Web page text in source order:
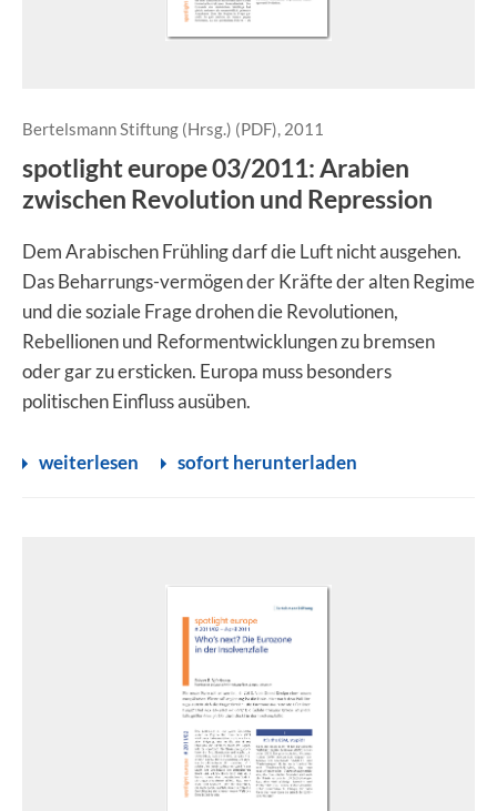
Bertelsmann Stiftung (Hrsg.) (PDF), 2011
spotlight europe 03/2011: Arabien
zwischen Revolution und Repression
Dem Arabischen Frühling darf die Luft nicht ausgehen.
Das Beharrungs-vermögen der Kräfte der alten Regime
und die soziale Frage drohen die Revolutionen,
Rebellionen und Reformentwicklungen zu bremsen
oder gar zu ersticken. Europa muss besonders
politischen Einfluss ausüben.
weiterlesen sofort herunterladen